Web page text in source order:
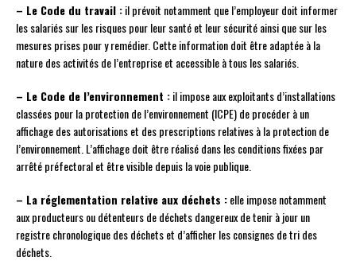
– Le Code du travail :il prévoit notamment que l’employeur doit informer
les salariés sur les risques pour leur santé et leur sécurité ainsi que sur les
mesures prises pour y remédier. Cette information doit être adaptée à la
nature des activités de l’entreprise et accessible à tous les salariés.
– Le Code de l’environnement :il impose aux exploitants d’installations
classées pour la protection de l’environnement (ICPE) de procéder à un
affichage des autorisations et des prescriptions relatives à la protection de
l’environnement. L’affichage doit être réalisé dans les conditions fixées par
arrêté préfectoral et être visible depuis la voie publique.
– La réglementation relative aux déchets :elle impose notamment
aux producteurs ou détenteurs de déchets dangereux de tenir à jour un
registre chronologique des déchets et d’afficher les consignes de tri des
déchets.